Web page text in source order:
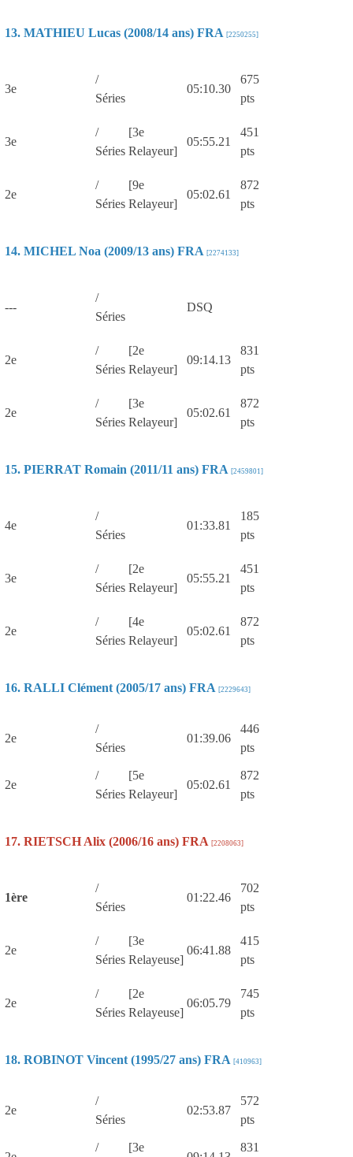
13. MATHIEU Lucas (2008/14 ans) FRA [2250255]
3e
/
Séries
05:10.30
675
pts
3e
/
Séries
[3e
Relayeur]
05:55.21
451
pts
2e
/
Séries
[9e
Relayeur]
05:02.61
872
pts
14. MICHEL Noa (2009/13 ans) FRA [2274133]
---
/
Séries
DSQ
2e
/
Séries
[2e
Relayeur]
09:14.13
831
pts
2e
/
Séries
[3e
Relayeur]
05:02.61
872
pts
15. PIERRAT Romain (2011/11 ans) FRA [2459801]
4e
/
Séries
01:33.81
185
pts
3e
/
Séries
[2e
Relayeur]
05:55.21
451
pts
2e
/
Séries
[4e
Relayeur]
05:02.61
872
pts
16. RALLI Clément (2005/17 ans) FRA [2229643]
2e
/
Séries
01:39.06
446
pts
2e
/
Séries
[5e
Relayeur]
05:02.61
872
pts
17. RIETSCH Alix (2006/16 ans) FRA [2208063]
1ère
/
Séries
01:22.46
702
pts
2e
/
Séries
[3e
Relayeuse]
06:41.88
415
pts
2e
/
Séries
[2e
Relayeuse]
06:05.79
745
pts
18. ROBINOT Vincent (1995/27 ans) FRA [410963]
2e
/
Séries
02:53.87
572
pts
/ [3e 831